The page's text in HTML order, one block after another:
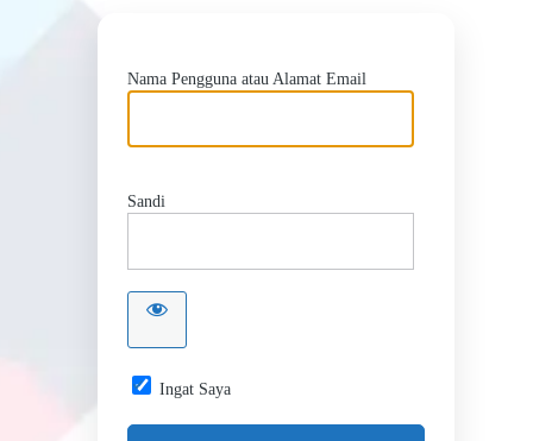
Nama Pengguna atau Alamat Email
Sandi
Ingat Saya